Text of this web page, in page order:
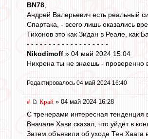
BN78,
Андрей Валерьевич есть реальный
Спартака, - всего лишь оказались
Тихонов это как Зидан в Реале, как
- - - - - - - - - - - - - - - - - - -
Nikodimoff » 04 май 2024 15:04
Нихрена ты не знаешь - проверенно
Редактировалось 04 май 2024 16:40
# Край » 04 май 2024 16:28
С тренерами интересная тенденция
Вначале Хави сказал, что уйдёт в
Затем объявили об уходе Тен Хаага